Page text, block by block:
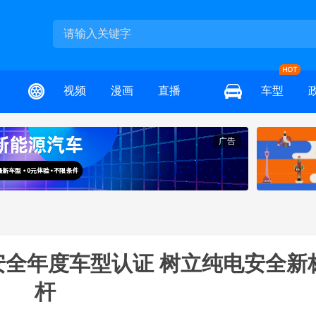
视频 漫画 直播 车型
广告
年度车型认证 树立纯电安全新
杆